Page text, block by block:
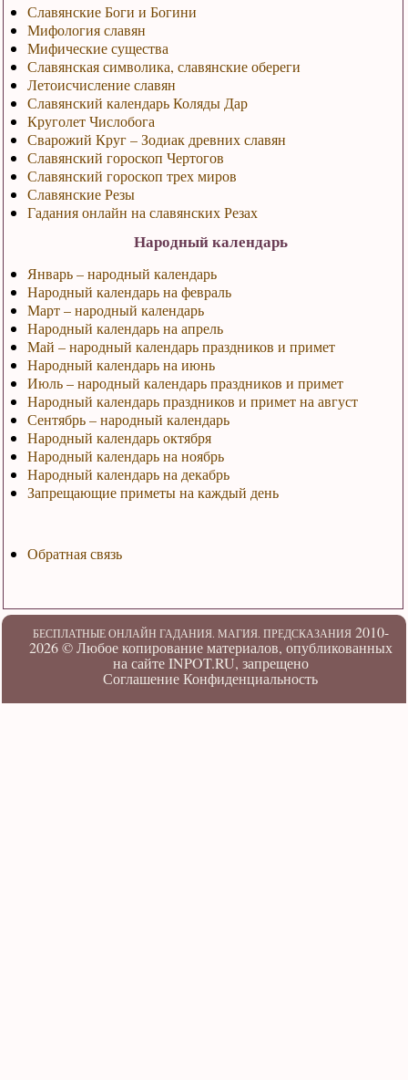
Славянские Боги и Богини
Мифология славян
Мифические существа
Славянская символика, славянские обереги
Летоисчисление славян
Славянский календарь Коляды Дар
Круголет Числобога
Сварожий Круг – Зодиак древних славян
Славянский гороскоп Чертогов
Славянский гороскоп трех миров
Славянские Резы
Гадания онлайн на славянских Резах
Народный календарь
Январь – народный календарь
Народный календарь на февраль
Март – народный календарь
Народный календарь на апрель
Май – народный календарь праздников и примет
Народный календарь на июнь
Июль – народный календарь праздников и примет
Народный календарь праздников и примет на август
Сентябрь – народный календарь
Народный календарь октября
Народный календарь на ноябрь
Народный календарь на декабрь
Запрещающие приметы на каждый день
Обратная связь
БЕСПЛАТНЫЕ ОНЛАЙН ГАДАНИЯ. МАГИЯ. ПРЕДСКАЗАНИЯ2010-
2026 ©Любое копирование материалов, опубликованных
на сайте INPOT.RU, запрещено
Соглашение Конфиденциальность